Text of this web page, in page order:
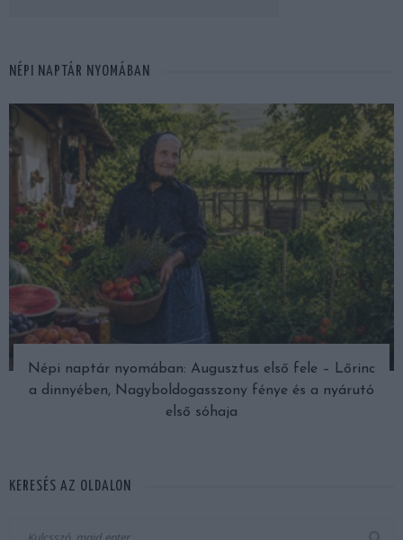
NÉPI NAPTÁR NYOMÁBAN
Népi naptár nyomában: Augusztus első fele – Lőrinc
a dinnyében, Nagyboldogasszony fénye és a nyárutó
első sóhaja
KERESÉS AZ OLDALON